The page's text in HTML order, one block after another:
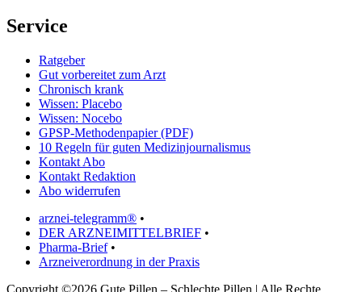
Service
Ratgeber
Gut vorbereitet zum Arzt
Chronisch krank
Wissen: Placebo
Wissen: Nocebo
GPSP-Methodenpapier (PDF)
10 Regeln für guten Medizinjournalismus
Kontakt Abo
Kontakt Redaktion
Abo widerrufen
arznei-telegramm® •
DER ARZNEIMITTELBRIEF •
Pharma-Brief•
Arzneiverordnung in der Praxis
Copyright ©2026 Gute Pillen – Schlechte Pillen | Alle Rechte